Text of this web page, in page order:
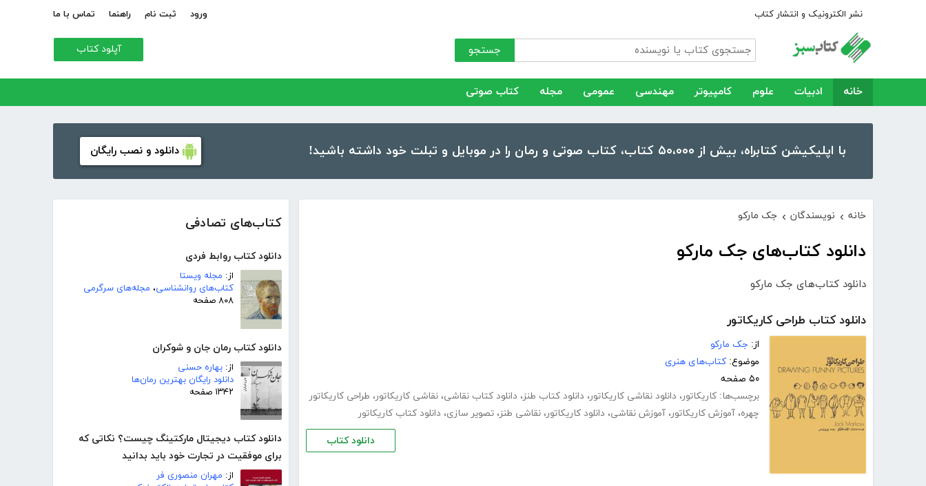
نشر الکترونیک و انتشار کتاب ورود ثبت نام راهنما تماس با ما
جستجو آپلود کتاب
خانه ادبیات علوم کامپیوتر مهندسی عمومی مجله کتاب صوتی
با اپلیکیشن کتابراه، بیش از ۵۰،۰۰۰ کتاب، کتاب صوتی و رمان را در موبایل و تبلت خود داشته باشید! دانلود و نصب رایگان
کتاب‌های تصادفی
دانلود کتاب روابط فردی
از: مجله ویستا
کتاب‌های روانشناسی، مجله‌های سرگرمی
۸۰۸ صفحه
دانلود کتاب رمان جان و شوکران
از: بهاره حسنی
دانلود رایگان بهترین رمان‌ها
۱۳۴۲ صفحه
دانلود کتاب دیجیتال مارکتینگ چیست؟ نکاتی که
برای موفقیت در تجارت خود باید بدانید
از: مهران منصوری فر
خانه › نویسندگان › جک مارکو
دانلود کتاب‌های جک مارکو
دانلود کتاب‌های جک مارکو
دانلود کتاب طراحی کاریکاتور
از: جک مارکو
موضوع: کتاب‌های هنری
۵۰ صفحه
برچسب‌ها: کاریکاتور، دانلود نقاشی کاریکاتور، دانلود کتاب طنز، دانلود کتاب نقاشی، نقاشی کاریکاتور، طراحی کاریکاتور
چهره، آموزش کاریکاتور، آموزش نقاشی، دانلود کاریکاتور، نقاشی طنز، تصویر سازی، دانلود کتاب کاریکاتور
دانلود کتاب